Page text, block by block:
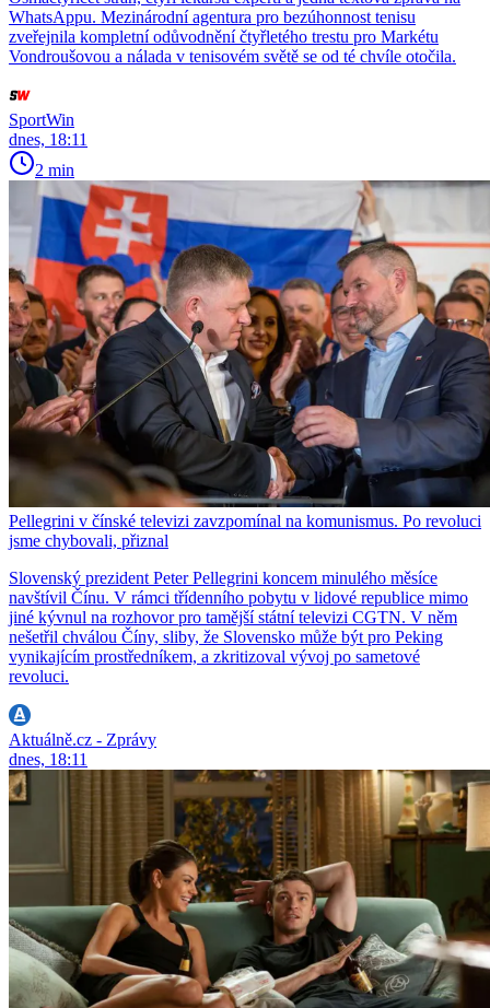
WhatsAppu. Mezinárodní agentura pro bezúhonnost tenisu
zveřejnila kompletní odůvodnění čtyřletého trestu pro Markétu
Vondroušovou a nálada v tenisovém světě se od té chvíle otočila.
SportWin
dnes, 18:11
2 min
Pellegrini v čínské televizi zavzpomínal na komunismus. Po revoluci
jsme chybovali, přiznal
Slovenský prezident Peter Pellegrini koncem minulého měsíce
navštívil Čínu. V rámci třídenního pobytu v lidové republice mimo
jiné kývnul na rozhovor pro tamější státní televizi CGTN. V něm
nešetřil chválou Číny, sliby, že Slovensko může být pro Peking
vynikajícím prostředníkem, a zkritizoval vývoj po sametové
revoluci.
Aktuálně.cz - Zprávy
dnes, 18:11